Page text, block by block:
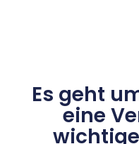
Es geht
eine